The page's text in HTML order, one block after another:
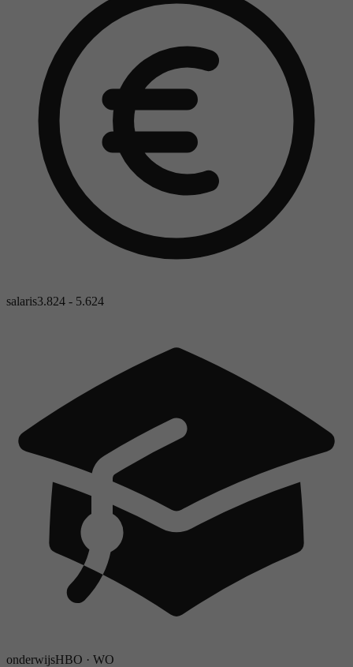
salaris3.824 - 5.624
onderwijsHBO · WO